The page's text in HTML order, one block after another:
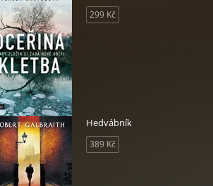
299 Kč
Hedvábník
389 Kč